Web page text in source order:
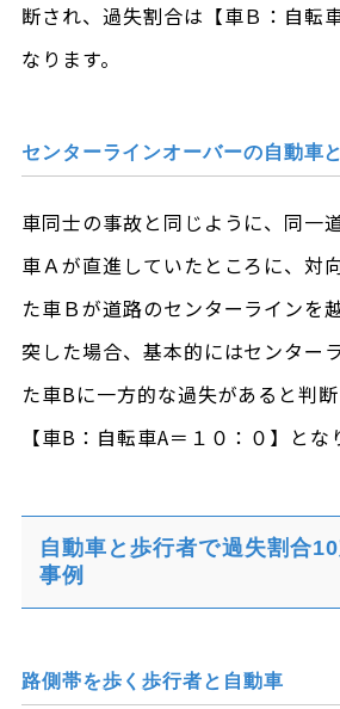
断され、過失割合は【車Ｂ：自転
なります。
センターラインオーバーの自動車
車同士の事故と同じように、同一
車Ａが直進していたところに、対
た車Ｂが道路のセンターラインを
突した場合、基本的にはセンター
た車Bに一方的な過失があると判
【車B：自転車A＝１０：０】とな
自動車と歩行者で過失割合
事例
路側帯を歩く歩行者と自動車